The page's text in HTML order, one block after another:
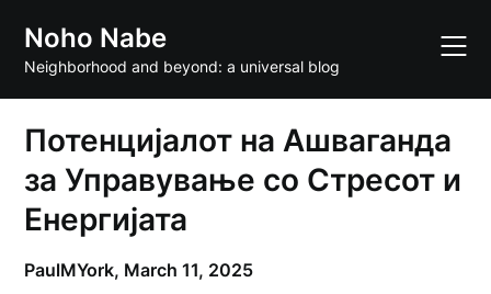
content
Noho Nabe
Neighborhood and beyond: a universal blog
Потенцијалот на Ашваганда
за Управување со Стресот и
Енергијата
PaulMYork, March 11, 2025